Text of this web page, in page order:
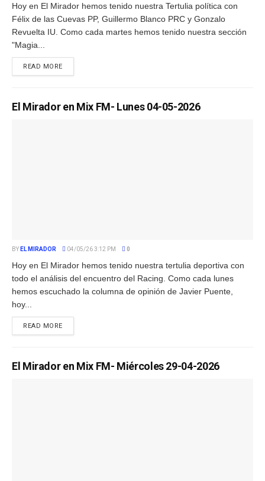
Hoy en El Mirador hemos tenido nuestra Tertulia política con
Félix de las Cuevas PP, Guillermo Blanco PRC y Gonzalo
Revuelta IU. Como cada martes hemos tenido nuestra sección
"Magia...
READ MORE
El Mirador en Mix FM- Lunes 04-05-2026
BY EL MIRADOR 04/05/26 3:12 PM 0
Hoy en El Mirador hemos tenido nuestra tertulia deportiva con
todo el análisis del encuentro del Racing. Como cada lunes
hemos escuchado la columna de opinión de Javier Puente,
hoy...
READ MORE
El Mirador en Mix FM- Miércoles 29-04-2026